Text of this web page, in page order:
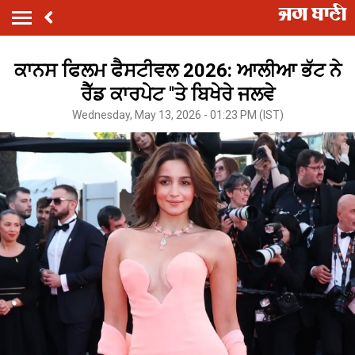
ਕਾਨਸ ਫਿਲਮ ਫੈਸਟੀਵਲ 2026: ਆਲੀਆ ਭੱਟ ਨੇ
ਰੈੱਡ ਕਾਰਪੇਟ ''ਤੇ ਬਿਖੇਰੇ ਜਲਵੇ
Wednesday, May 13, 2026 - 01:23 PM (IST)